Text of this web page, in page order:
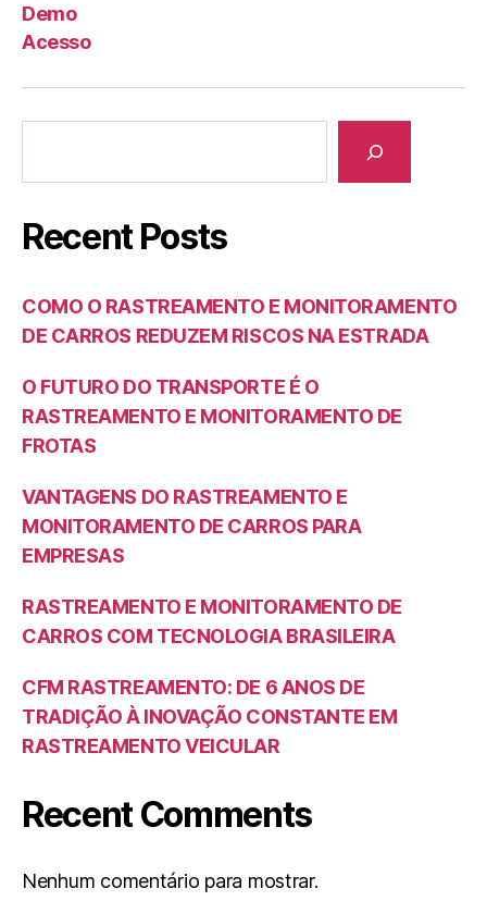
Demo
Acesso
Recent Posts
COMO O RASTREAMENTO E MONITORAMENTO
DE CARROS REDUZEM RISCOS NA ESTRADA
O FUTURO DO TRANSPORTE É O
RASTREAMENTO E MONITORAMENTO DE
FROTAS
VANTAGENS DO RASTREAMENTO E
MONITORAMENTO DE CARROS PARA
EMPRESAS
RASTREAMENTO E MONITORAMENTO DE
CARROS COM TECNOLOGIA BRASILEIRA
CFM RASTREAMENTO: DE 6 ANOS DE
TRADIÇÃO À INOVAÇÃO CONSTANTE EM
RASTREAMENTO VEICULAR
Recent Comments
Nenhum comentário para mostrar.